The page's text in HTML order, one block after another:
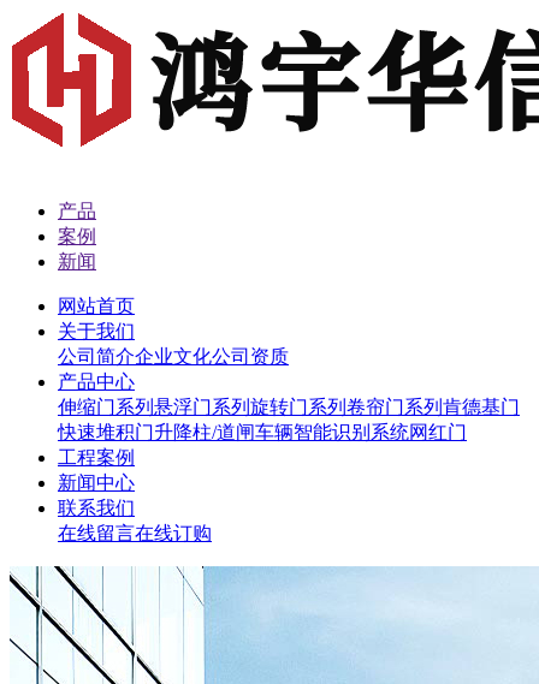
产品
案例
新闻
网站首页
关于我们
公司简介企业文化公司资质
产品中心
伸缩门系列 悬浮门系列 旋转门系列 卷帘门系列 肯德基门
快速堆积门升降柱/道闸车辆智能识别系统网红门
工程案例
新闻中心
联系我们
在线留言在线订购